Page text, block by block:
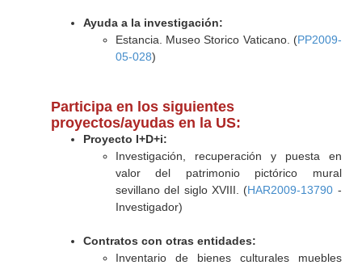
Ayuda a la investigación:
Estancia. Museo Storico Vaticano. (PP2009-
05-028)
Participa en los siguientes
proyectos/ayudas en la US:
Proyecto I+D+i:
Investigación, recuperación y puesta en
valor del patrimonio pictórico mural
sevillano del siglo XVIII. (HAR2009-13790 -
Investigador)
Contratos con otras entidades:
Inventario de bienes culturales muebles